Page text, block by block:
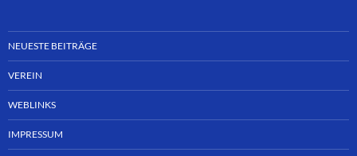
NEUESTE BEITRÄGE
VEREIN
WEBLINKS
IMPRESSUM